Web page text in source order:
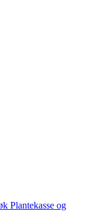
Plantekasse og